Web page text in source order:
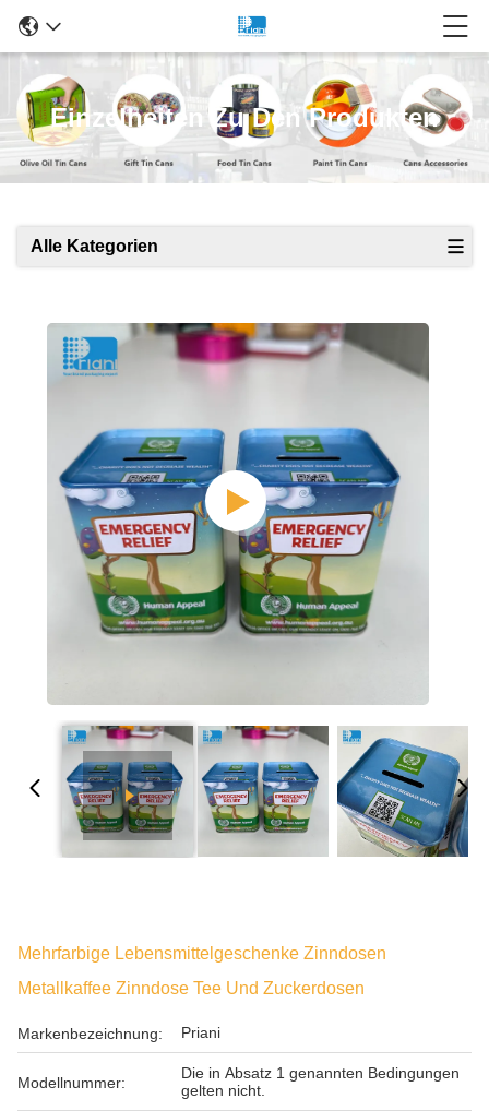
Einzelheiten Zu Den Produkten
Alle Kategorien
Mehrfarbige Lebensmittelgeschenke Zinndosen
Metallkaffee Zinndose Tee Und Zuckerdosen
Markenbezeichnung: Priani
Modellnummer:
Die in Absatz 1 genannten Bedingungen
gelten nicht.